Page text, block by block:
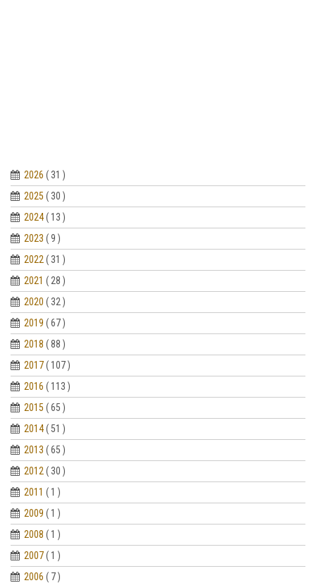
2026 ( 31 )
2025 ( 30 )
2024( 13 )
2023 ( 9 )
2022 ( 31 )
2021 ( 28 )
2020 ( 32 )
2019 ( 67 )
2018 ( 88 )
2017( 107 )
2016 ( 113 )
2015 ( 65 )
2014( 51 )
2013 ( 65 )
2012 ( 30 )
2011 ( 1 )
2009 ( 1 )
2008 ( 1 )
2007( 1 )
2006 ( 7 )